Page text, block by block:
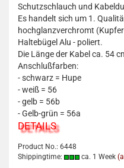
Schutzschlauch und
Es handelt sich um 1.
hochglanzverchromt
Haltebügel Alu - poliert.
Die Länge der Kabel ca. 54
Anschlußfarben:
- schwarz = Hupe
- weiß = 56
- gelb = 56b
- Gelb-grün = 56a
DETAILS
Product No.: 6448
Shippingtime:
ca. 1 Week